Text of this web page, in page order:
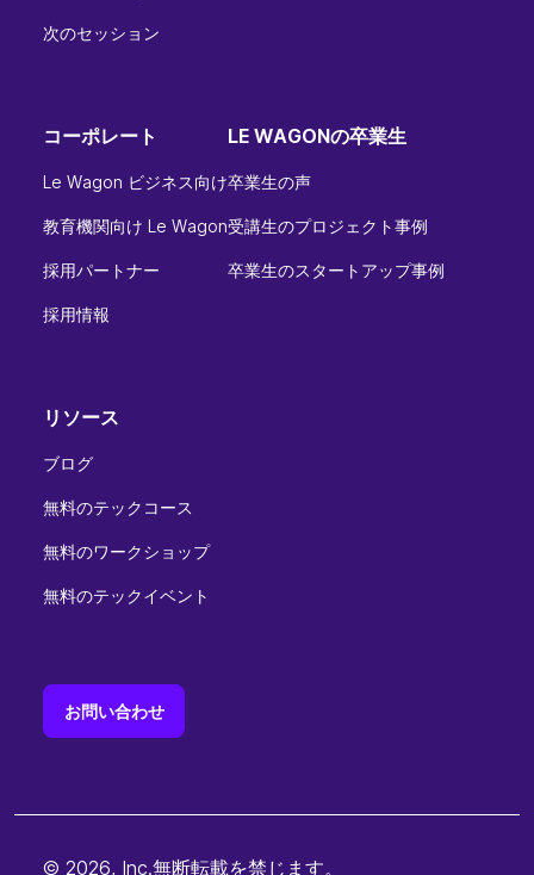
次のセッション
コーポレート
Le Wagon ビジネス向け
教育機関向け Le Wagon
採用パートナー
採用情報
LE WAGONの卒業生
卒業生の声
受講生のプロジェクト事例
卒業生のスタートアップ事例
リソース
ブログ
無料のテックコース
無料のワークショップ
無料のテックイベント
お問い合わせ
© 2026, Inc.無断転載を禁じます。